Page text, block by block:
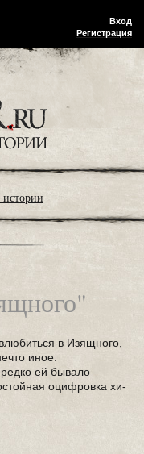
Вход
Регистрация
в Изящного,
иное.
ей бывало
оцифровка хи-